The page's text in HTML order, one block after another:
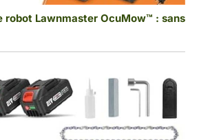
robot Lawnmaster OcuMow™ : sans